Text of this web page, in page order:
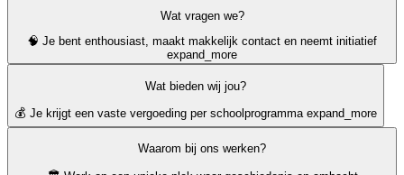
Wat vragen we?
🧠 Je bent enthousiast, maakt makkelijk contact en neemt initiatief
expand_more
Wat bieden wij jou?
💰 Je krijgt een vaste vergoeding per schoolprogramma expand_more
Waarom bij ons werken?